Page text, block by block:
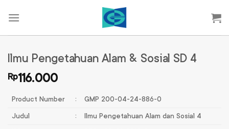
Ilmu Pengetahuan Alam & Sosial SD 4
Rp116.000
Product Number : GMP 200-04-24-886-0
Judul : Ilmu Pengetahuan Alam dan Sosial 4